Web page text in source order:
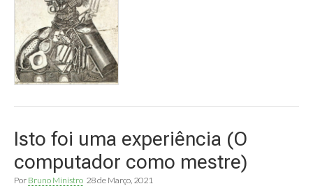
Isto foi uma experiência (O
computador como mestre)
Por Bruno Ministro 28 de Março, 2021